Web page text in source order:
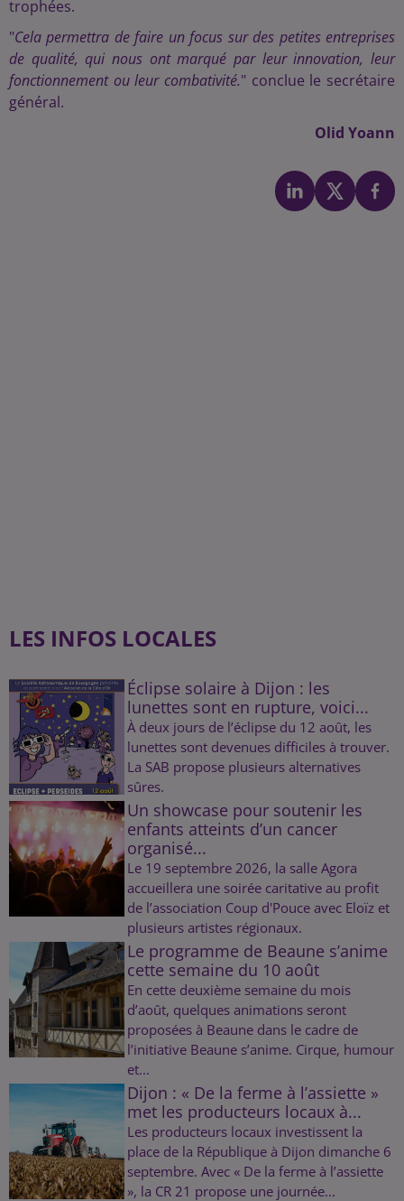
trophées.
"Cela permettra de faire un focus sur des petites entreprises
de qualité, qui nous ont marqué par leur innovation, leur
fonctionnement ou leur combativité." conclue le secrétaire
général.
Olid Yoann
LES INFOS LOCALES
Éclipse solaire à Dijon : les
lunettes sont en rupture, voici...
À deux jours de l’éclipse du 12 août, les
lunettes sont devenues difficiles à trouver.
La SAB propose plusieurs alternatives
sûres.
Un showcase pour soutenir les
enfants atteints d’un cancer
organisé...
Le 19 septembre 2026, la salle Agora
accueillera une soirée caritative au profit
de l’association Coup d'Pouce avec Eloïz et
plusieurs artistes régionaux.
Le programme de Beaune s’anime
cette semaine du 10 août
En cette deuxième semaine du mois
d’août, quelques animations seront
proposées à Beaune dans le cadre de
l’initiative Beaune s’anime. Cirque, humour
et...
Dijon : « De la ferme à l’assiette »
met les producteurs locaux à...
Les producteurs locaux investissent la
place de la République à Dijon dimanche 6
septembre. Avec « De la ferme à l’assiette
», la CR 21 propose une journée...